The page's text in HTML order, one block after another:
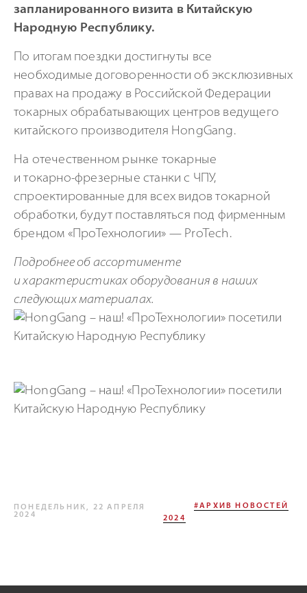
запланированного визита в Китайскую
Народную Республику.
По итогам поездки достигнуты все
необходимые договоренности об эксклюзивных
правах на продажу в Российской Федерации
токарных обрабатывающих центров ведущего
китайского производителя HongGang.
На отечественном рынке токарные
итокарно-фрезерные станки с ЧПУ,
спроектированные для всех видов токарной
обработки, будут поставляться под фирменным
брендом «ПроТехнологии» — ProTech.
Подробнее об ассортименте
и характеристиках оборудования в наших
следующих материалах.
ПОНЕДЕЛЬНИК, 22 АПРЕЛЯ
2024
#АРХИВ НОВОСТЕЙ
2024